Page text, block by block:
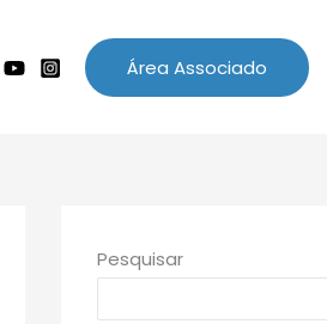
Área Associado
Pesquisar